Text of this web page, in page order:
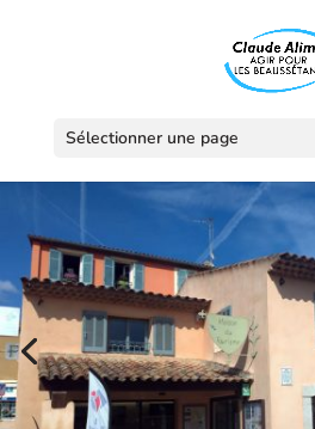
Sélectionner une page